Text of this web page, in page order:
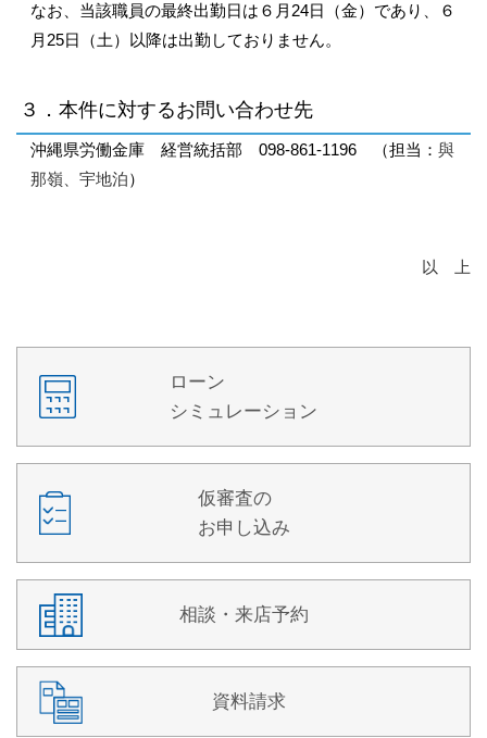
なお、当該職員の最終出勤日は６月24日（金）であり、６
月25日（土）以降は出勤しておりません。
３．本件に対するお問い合わせ先
沖縄県労働金庫 経営統括部098-861-1196 （担当：與
那嶺、宇地泊）
以 上
ローン
シミュレーション
仮審査の
お申し込み
相談・来店予約
資料請求